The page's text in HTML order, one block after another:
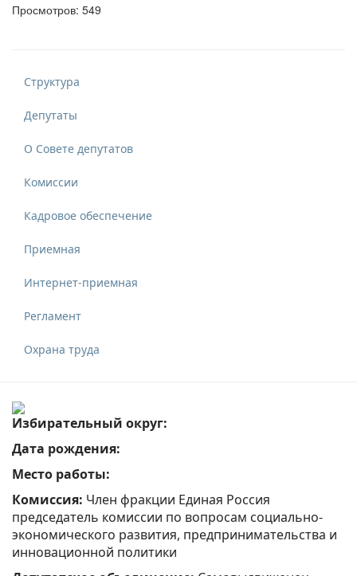
Просмотров: 549
Структура
Депутаты
О Совете депутатов
Комиссии
Кадровое обеспечение
Приемная
Интернет-приемная
Регламент
Охрана труда
Избирательный округ:
Дата рождения:
Место работы:
Комиссия: Член фракции Единая Россия
председатель комиссии по вопросам социально-
экономического развития, предпринимательства и
инновационной политики